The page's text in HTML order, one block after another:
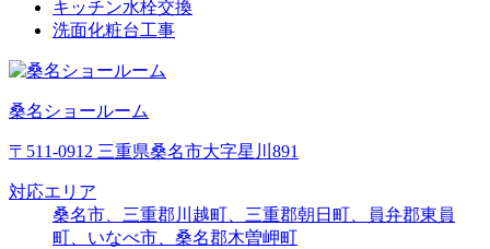
キッチン水栓交換
洗面化粧台工事
桑名ショールーム
〒511-0912 三重県桑名市大字星川891
対応エリア
桑名市、三重郡川越町、三重郡朝日町、員弁郡東員
町、いなべ市、桑名郡木曽岬町